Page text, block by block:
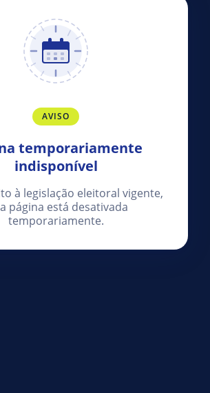
AVISO
temporariamente
indisponível
à legislação eleitoral vigente,
página está desativada
temporariamente.